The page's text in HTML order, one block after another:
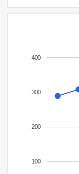
100
200
300
400